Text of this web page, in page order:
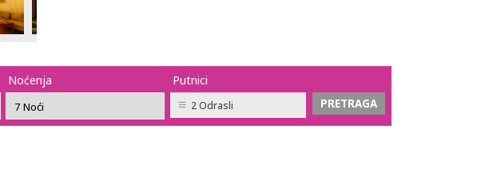
Noćenja Putnici
2 Odrasli